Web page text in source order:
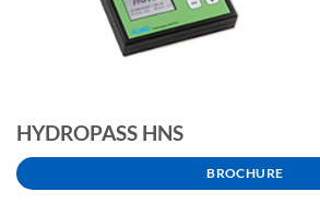
HYDROPASS HNS
BROCHURE